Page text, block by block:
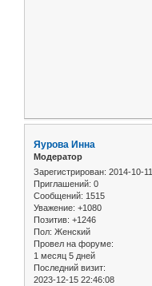
Яурова Инна
Модератор
Зарегистрирован: 2014-10-11
Приглашений: 0
Сообщений: 1515
Уважение: +1080
Позитив: +1246
Пол: Женский
Провел на форуме:
1 месяц 5 дней
Последний визит:
2023-12-15 22:46:08